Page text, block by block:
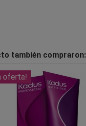
también compraron:
oferta!